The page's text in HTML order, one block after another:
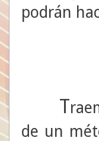
podrán
T
de un